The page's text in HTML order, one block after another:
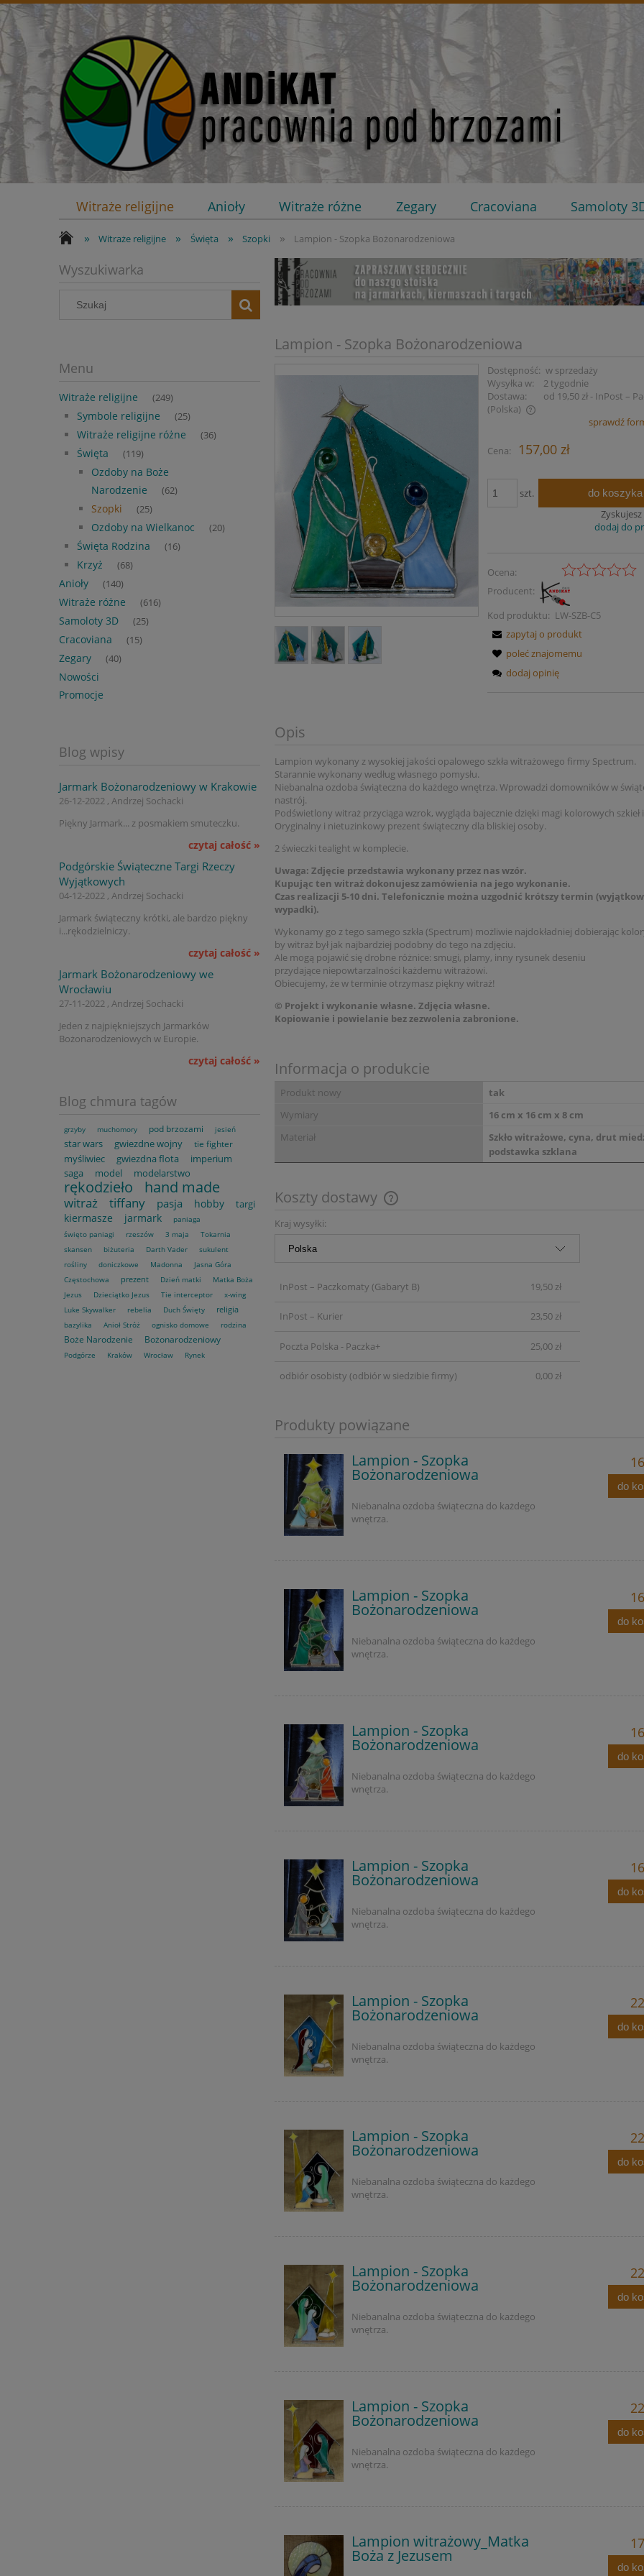
Witraże religijne Anioły Witraże różne Zegary Cracoviana Samoloty
Kontakt
» Witraże religijne » Święta » Szopki » Lampion - Szopka Bożonarodzeniowa
Wyszukiwarka
Menu
Witraże religijne (249)
Symbole religijne (25)
Witraże religijne różne (36)
Święta (119)
Ozdoby na Boże
Narodzenie
(62)
Szopki (25)
Ozdoby na Wielkanoc (20)
Święta Rodzina (16)
Krzyż (68)
Anioły (140)
Witraże różne (616)
Samoloty 3D (25)
Cracoviana (15)
Zegary (40)
Nowości
Promocje
Blog wpisy
Jarmark Bożonarodzeniowy w Krakowie
26-12-2022 , Andrzej Sochacki
Piękny Jarmark... z posmakiem smuteczku.
czytaj całość »
Podgórskie Świąteczne Targi Rzeczy
Wyjątkowych
04-12-2022 , Andrzej Sochacki
Jarmark świąteczny krótki, ale bardzo piękny
i...rękodzielniczy.
czytaj całość »
Jarmark Bożonarodzeniowy we
Wrocławiu
27-11-2022 , Andrzej Sochacki
Jeden z najpiękniejszych Jarmarków
Bożonarodzeniowych w Europie.
czytaj całość »
Blog chmura tagów
grzyby muchomory pod brzozami jesień
star wars gwiezdne wojny tie fighter
myśliwiec gwiezdna flota
imperium
saga
model modelarstwo
rękodzieło hand made
witraż tiffany pasja hobby targi
kiermasze jarmark
paniaga
święto paniagi
rzeszów 3 maja
Tokarnia
skansen
biżuteria Darth Vader
sukulent
rośliny
doniczkowe Madonna
Jasna Góra
Częstochowa
prezent Dzień matki
Matka Boża
Jezus
Dzieciątko Jezus Tie interceptor
x-wing
Luke Skywalker
rebelia Duch Święty religia
bazylika Anioł Stróż ognisko domowe rodzina
Boże Narodzenie Bożonarodzeniowy
Podgórze Kraków Wrocław Rynek
Lampion - Szopka Bożonarodzeniowa
Dostępność: w sprzedaży
Wysyłka w:
2 tygodnie
Dostawa:
od 19,50 zł - InPost –
(Polska)
Cena nie zawiera ewentualnych kosztów
płatności
sprawdź
Cena: 157,00 zł
szt. do koszyka
Zyskujesz
dodaj do
Ocena:
Producent:
Kod produktu: LW-SZB-C5
zapytaj o produkt
poleć znajomemu
dodaj opinię
Opis
Lampion wykonany z wysokiej jakości opalowego szkła witrażowego firmy Spectrum.
Starannie wykonany według własnego pomysłu.
Niebanalna ozdoba świąteczna do każdego wnętrza. Wprowadzi domowników w
nastrój.
Podświetlony witraż przyciąga wzrok, wygląda bajecznie dzięki magi kolorowych szkieł i
Oryginalny i nietuzinkowy prezent świąteczny dla bliskiej osoby.
2 świeczki tealight w komplecie.
Uwaga: Zdjęcie przedstawia wykonany przez nas wzór.
Kupując ten witraż dokonujesz zamówienia na jego wykonanie.
Czas realizacji 5-10 dni. Telefonicznie można uzgodnić krótszy termin
wypadki).
Wykonamy go z tego samego szkła (Spectrum) możliwie najdokładniej dobierając
by witraż był jak najbardziej podobny do tego na zdjęciu.
Ale mogą pojawić się drobne różnice: smugi, plamy, inny rysunek deseniu
przydające niepowtarzalności każdemu witrażowi.
Obiecujemy, że w terminie otrzymasz piękny witraż!
© Projekt i wykonanie własne. Zdjęcia własne.
Kopiowanie i powielanie bez zezwolenia zabronione.
Informacja o produkcie
Produkt nowy
tak
Wymiary
16 cm x 16 cm x 8 cm
Materiał
Szkło witrażowe, cyna, drut
podstawka szklana
Koszty dostawy
Kraj wysyłki:
InPost – Paczkomaty (Gabaryt B) 19,50 zł
InPost – Kurier 23,50 zł
Poczta Polska - Paczka+ 25,00 zł
odbiór osobisty (odbiór w siedzibie firmy) 0,00 zł
Produkty powiązane
Lampion - Szopka
Bożonarodzeniowa
Niebanalna ozdoba świąteczna do każdego
wnętrza.
do
Lampion - Szopka
Bożonarodzeniowa
Niebanalna ozdoba świąteczna do każdego
wnętrza.
do
Lampion - Szopka
Bożonarodzeniowa
Niebanalna ozdoba świąteczna do każdego
wnętrza.
do
Lampion - Szopka
Bożonarodzeniowa
Niebanalna ozdoba świąteczna do każdego
wnętrza.
do
Lampion - Szopka
Bożonarodzeniowa
Niebanalna ozdoba świąteczna do każdego
wnętrza.
do
Lampion - Szopka
Bożonarodzeniowa
Niebanalna ozdoba świąteczna do każdego
wnętrza.
do
Lampion - Szopka
Bożonarodzeniowa
Niebanalna ozdoba świąteczna do każdego
wnętrza.
do
Lampion - Szopka
Bożonarodzeniowa
Niebanalna ozdoba świąteczna do każdego
wnętrza.
do
Lampion witrażowy_Matka
Boża z Jezusem
do